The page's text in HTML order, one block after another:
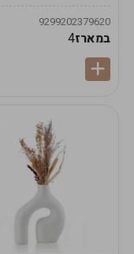
9299202379620
במארז4